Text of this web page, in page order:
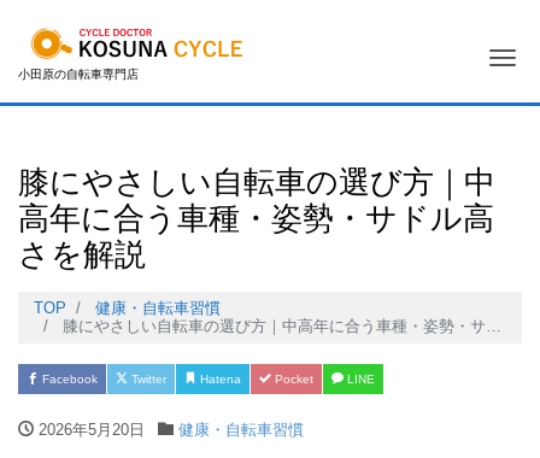
小田原の自転車専門店
膝にやさしい自転車の選び方｜中
高年に合う車種・姿勢・サドル高
さを解説
TOP
健康・自転車習慣
膝にやさしい自転車の選び方｜中高年に合う車種・姿勢・サドル高さを解説
Facebook Twitter Hatena Pocket LINE
2026年5月20日 健康・自転車習慣